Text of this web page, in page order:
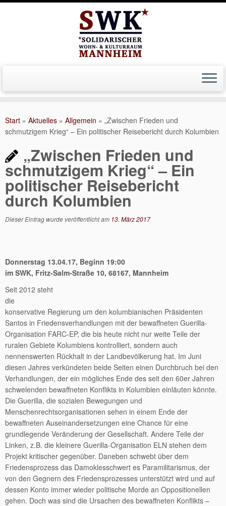
Inhalt
springen
Start » Aktuelles » Allgemein » „Zwischen Frieden und
schmutzigem Krieg“ – Ein politischer Reisebericht durch Kolumbien
„Zwischen Frieden und
schmutzigem Krieg“ – Ein
politischer Reisebericht
durch Kolumbien
Dieser Eintrag wurde veröffentlicht am 13. März 2017
Donnerstag 13.04.17, Beginn 19:00
im SWK, Fritz-Salm-Straße 10, 68167, Mannheim
Seit 2012 steht
die
konservative Regierung um den kolumbianischen Präsidenten
Santos in Friedensverhandlungen mit der bewaffneten Guerilla-
Organisation FARC-EP, die bis heute nicht nur weite Teile der
ruralen Gebiete Kolumbiens kontrolliert, sondern auch
nennenswerten Rückhalt in der Landbevölkerung hat. Im Juni
diesen Jahres verkündeten beide Seiten einen Durchbruch bei den
Verhandlungen, der ein mögliches Ende des seit den 60er Jahren
schwelenden bewaffneten Konflikts in Kolumbien einläuten könnte.
Die Guerilla, die sozialen Bewegungen und
Menschenrechtsorganisationen sehen in einem Ende der
bewaffneten Auseinandersetzungen eine Chance für eine
grundlegende Veränderung der Gesellschaft. Andere Teile der
Linken, z.B. die kleinere Guerilla-Organisation ELN stehen dem
Projekt kritischer gegenüber. Daneben schwebt über dem
Friedensprozess das Damoklesschwert es Paramilitarismus, der
von den Gegnern des Friedensprozesses unterstützt wird und auf
dessen Konto immer wieder politische Morde an Oppositionellen
gehen. Doch was sind die Ursachen des bewaffneten Konflikts –